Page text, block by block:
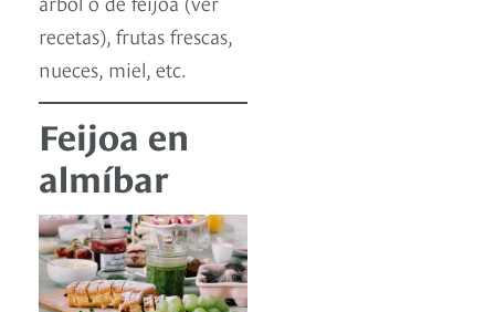
recetas), frutas frescas,
nueces, miel, etc.
Feijoa en
almíbar